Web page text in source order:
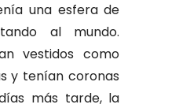
una esfera de
al mundo.
vestidos como
y tenían coronas
más tarde, la